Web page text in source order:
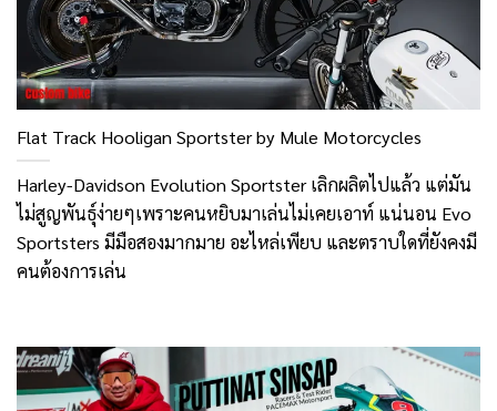
Flat Track Hooligan Sportster by Mule Motorcycles
Harley-Davidson Evolution Sportster เลิกผลิตไปแล้ว แต่มัน
ไม่สูญพันธุ์ง่ายๆเพราะคนหยิบมาเล่นไม่เคยเอาท์ แน่นอน Evo
Sportsters มีมือสองมากมาย อะไหล่เพียบ และตราบใดที่ยังคงมี
คนต้องการเล่น